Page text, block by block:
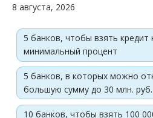
8 августа, 2026
5 банков, чтобы взять кредит
минимальный процент
5 банков, в которых можно
большую сумму до 30 млн. руб.
10 банков, чтобы взять 100